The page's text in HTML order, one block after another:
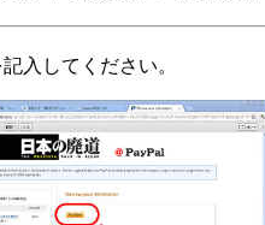
入してください。